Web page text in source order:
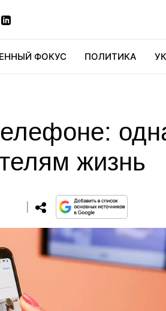
ФОКУС ПОЛИТИКА
жизнь